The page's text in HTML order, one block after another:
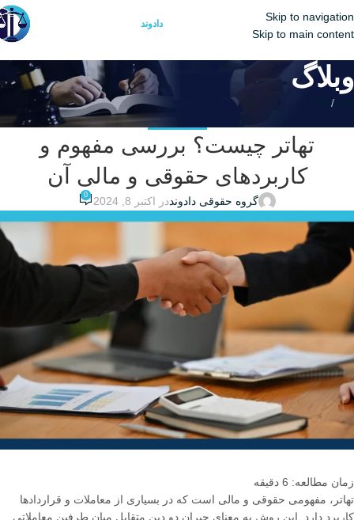
Skip to navigation
Skip to main content
منو دادوند
وبلاگ
وکیل ملکی
تهاتر چیست؟ بررسی مفهوم و
کاربردهای حقوقی و مالی آن
گروه حقوقی دادونددر اکتبر 8, 2024 0
زمان مطالعه: 6 دقیقه
َتهاتر، مفهومی حقوقی و مالی است که در بسیاری از معاملات و قراردادها
کاربرد دارد. این روش به معنای جبران دو دین متقابل میان طرفین معاملاتی